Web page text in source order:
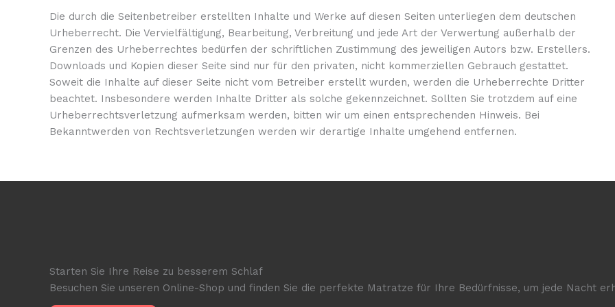
Die durch die Seitenbetreiber erstellten Inhalte und Werke auf diesen Seiten unterliegen dem deutschen
Urheberrecht. Die Vervielfältigung, Bearbeitung, Verbreitung und jede Art der Verwertung außerhalb der
Grenzen des Urheberrechtes bedürfen der schriftlichen Zustimmung des jeweiligen Autors bzw. Erstellers.
Downloads und Kopien dieser Seite sind nur für den privaten, nicht kommerziellen Gebrauch gestattet.
Soweit die Inhalte auf dieser Seite nicht vom Betreiber erstellt wurden, werden die Urheberrechte Dritter
beachtet. Insbesondere werden Inhalte Dritter als solche gekennzeichnet. Sollten Sie trotzdem auf eine
Urheberrechtsverletzung aufmerksam werden, bitten wir um einen entsprechenden Hinweis. Bei
Bekanntwerden von Rechtsverletzungen werden wir derartige Inhalte umgehend entfernen.
Starten Sie Ihre Reise zu besserem Schlaf
Besuchen Sie unseren Online-Shop und finden Sie die perfekte Matratze für Ihre Bedürfnisse, um jede Nacht